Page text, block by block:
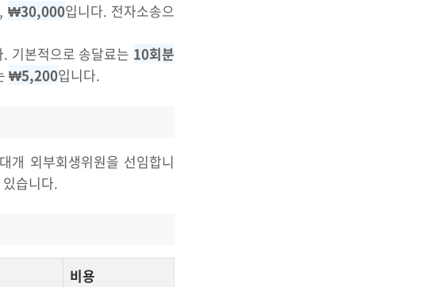
₩30,000입니다. 전자소송으
기본적으로 송달료는 10회분
₩5,200입니다.
개 외부회생위원을 선임합니
습니다.
비용